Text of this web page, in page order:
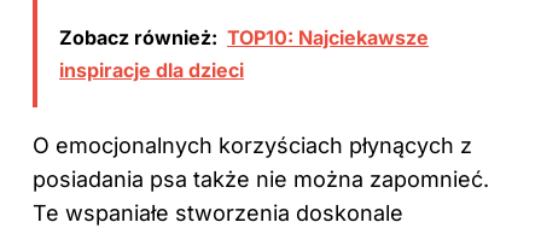
Zobacz również: TOP10: Najciekawsze
inspiracje dla dzieci
O emocjonalnych korzyściach płynących z
posiadania psa także nie można zapomnieć.
Te wspaniałe stworzenia doskonale